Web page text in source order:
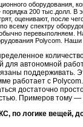
оборудования,
200 тыс.долл. В
оценивают, после чего
всему спектру
перевыполняем.
Polycom. Наши
для автономной
поддерживать.
работает с
достаточно
Примеров тому —
по логике вещей,